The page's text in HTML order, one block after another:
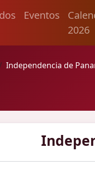
Eventos
2026
Independencia de